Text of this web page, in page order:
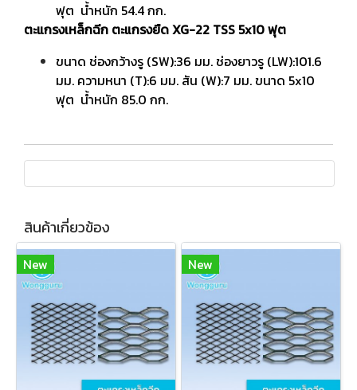
ฟุต น้ำหนัก 54.4 กก.
ตะแกรงเหล็กฉีก ตะแกรงยืด XG-22 TSS 5x10 ฟุต
ขนาด ช่องกว้างรู (SW):36 มม. ช่องยาวรู (LW):101.6
มม. ความหนา (T):6 มม. สัน (W):7 มม. ขนาด 5x10
ฟุต น้ำหนัก 85.0 กก.
สินค้าเกี่ยวข้อง
New New